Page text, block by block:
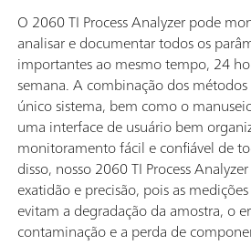
O 2060 TI Process Analyzer pode
analisar e documentar todos os
importantes ao mesmo tempo, 24
semana. A combinação dos
único sistema, bem como o
uma interface de usuário bem
monitoramento fácil e confiável de
disso, nosso 2060 TI Process
exatidão e precisão, pois as
evitam a degradação da amostra, o
contaminação e a perda de